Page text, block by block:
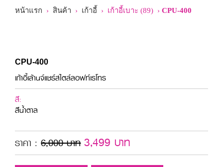
หน้าแรก › สินค้า › เก้าอี้ › เก้าอี้เบาะ (89) ›CPU-400
CPU-400
เก้าอี้เล้านจ์แชร์สไตล์ลอฟท์เรโทร
สี:
สีน้ำตาล
ราคา :6,000 บาท 3,499 บาท